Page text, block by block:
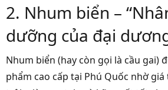
2. Nhum biển –
dưỡng của đại
Nhum biển (hay còn gọi là cầu gai)
phẩm cao cấp tại Phú Quốc nhờ